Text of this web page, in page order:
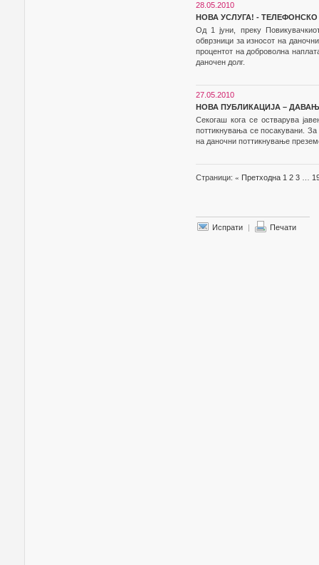
28.05.2010
НОВА УСЛУГА! -
Од 1 јуни, преку
обврзници за износот на
процентот на доброволна
даночен долг.
27.05.2010
НОВА ПУБЛИКАЦИЈА –
Секогаш кога се остварува
поттикнувања се посакувани.
на даночни поттикнување
Страници: « Претходна 1 2 3
Испрати | Печати